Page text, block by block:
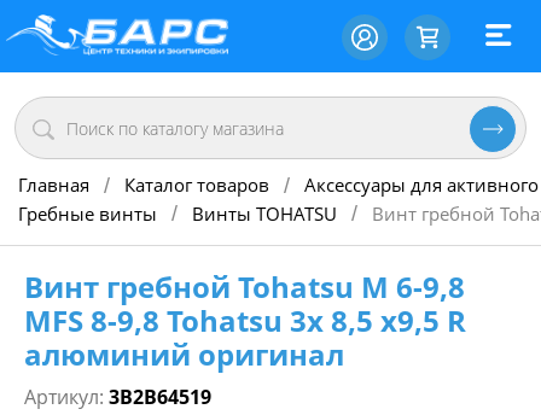
Главная / Каталог товаров / Аксессуары для
Гребные винты
/ Винты TOHATSU / Винт гребной
Винт гребной Tohatsu M 6-9,8
MFS 8-9,8 Tohatsu 3х 8,5 х9,5 R
алюминий оригинал
Артикул: 3B2B64519